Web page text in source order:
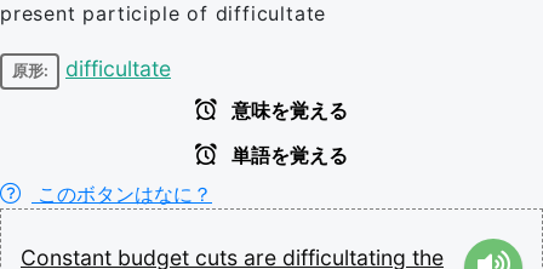
present participle of difficultate
原形: difficultate
意味を覚える
単語を覚える
このボタンはなに？
Constant budget cuts are difficultating the